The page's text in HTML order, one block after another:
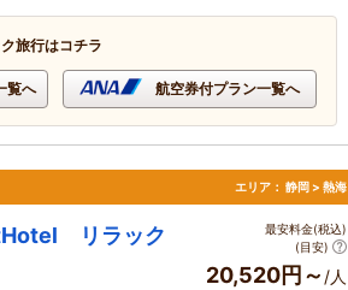
旅行はコチラ
覧へ 航空券付プラン一覧へ
エリア： 静岡 > 熱海
リラック
最安料金(税込)
(目安)
20,520円～ /人